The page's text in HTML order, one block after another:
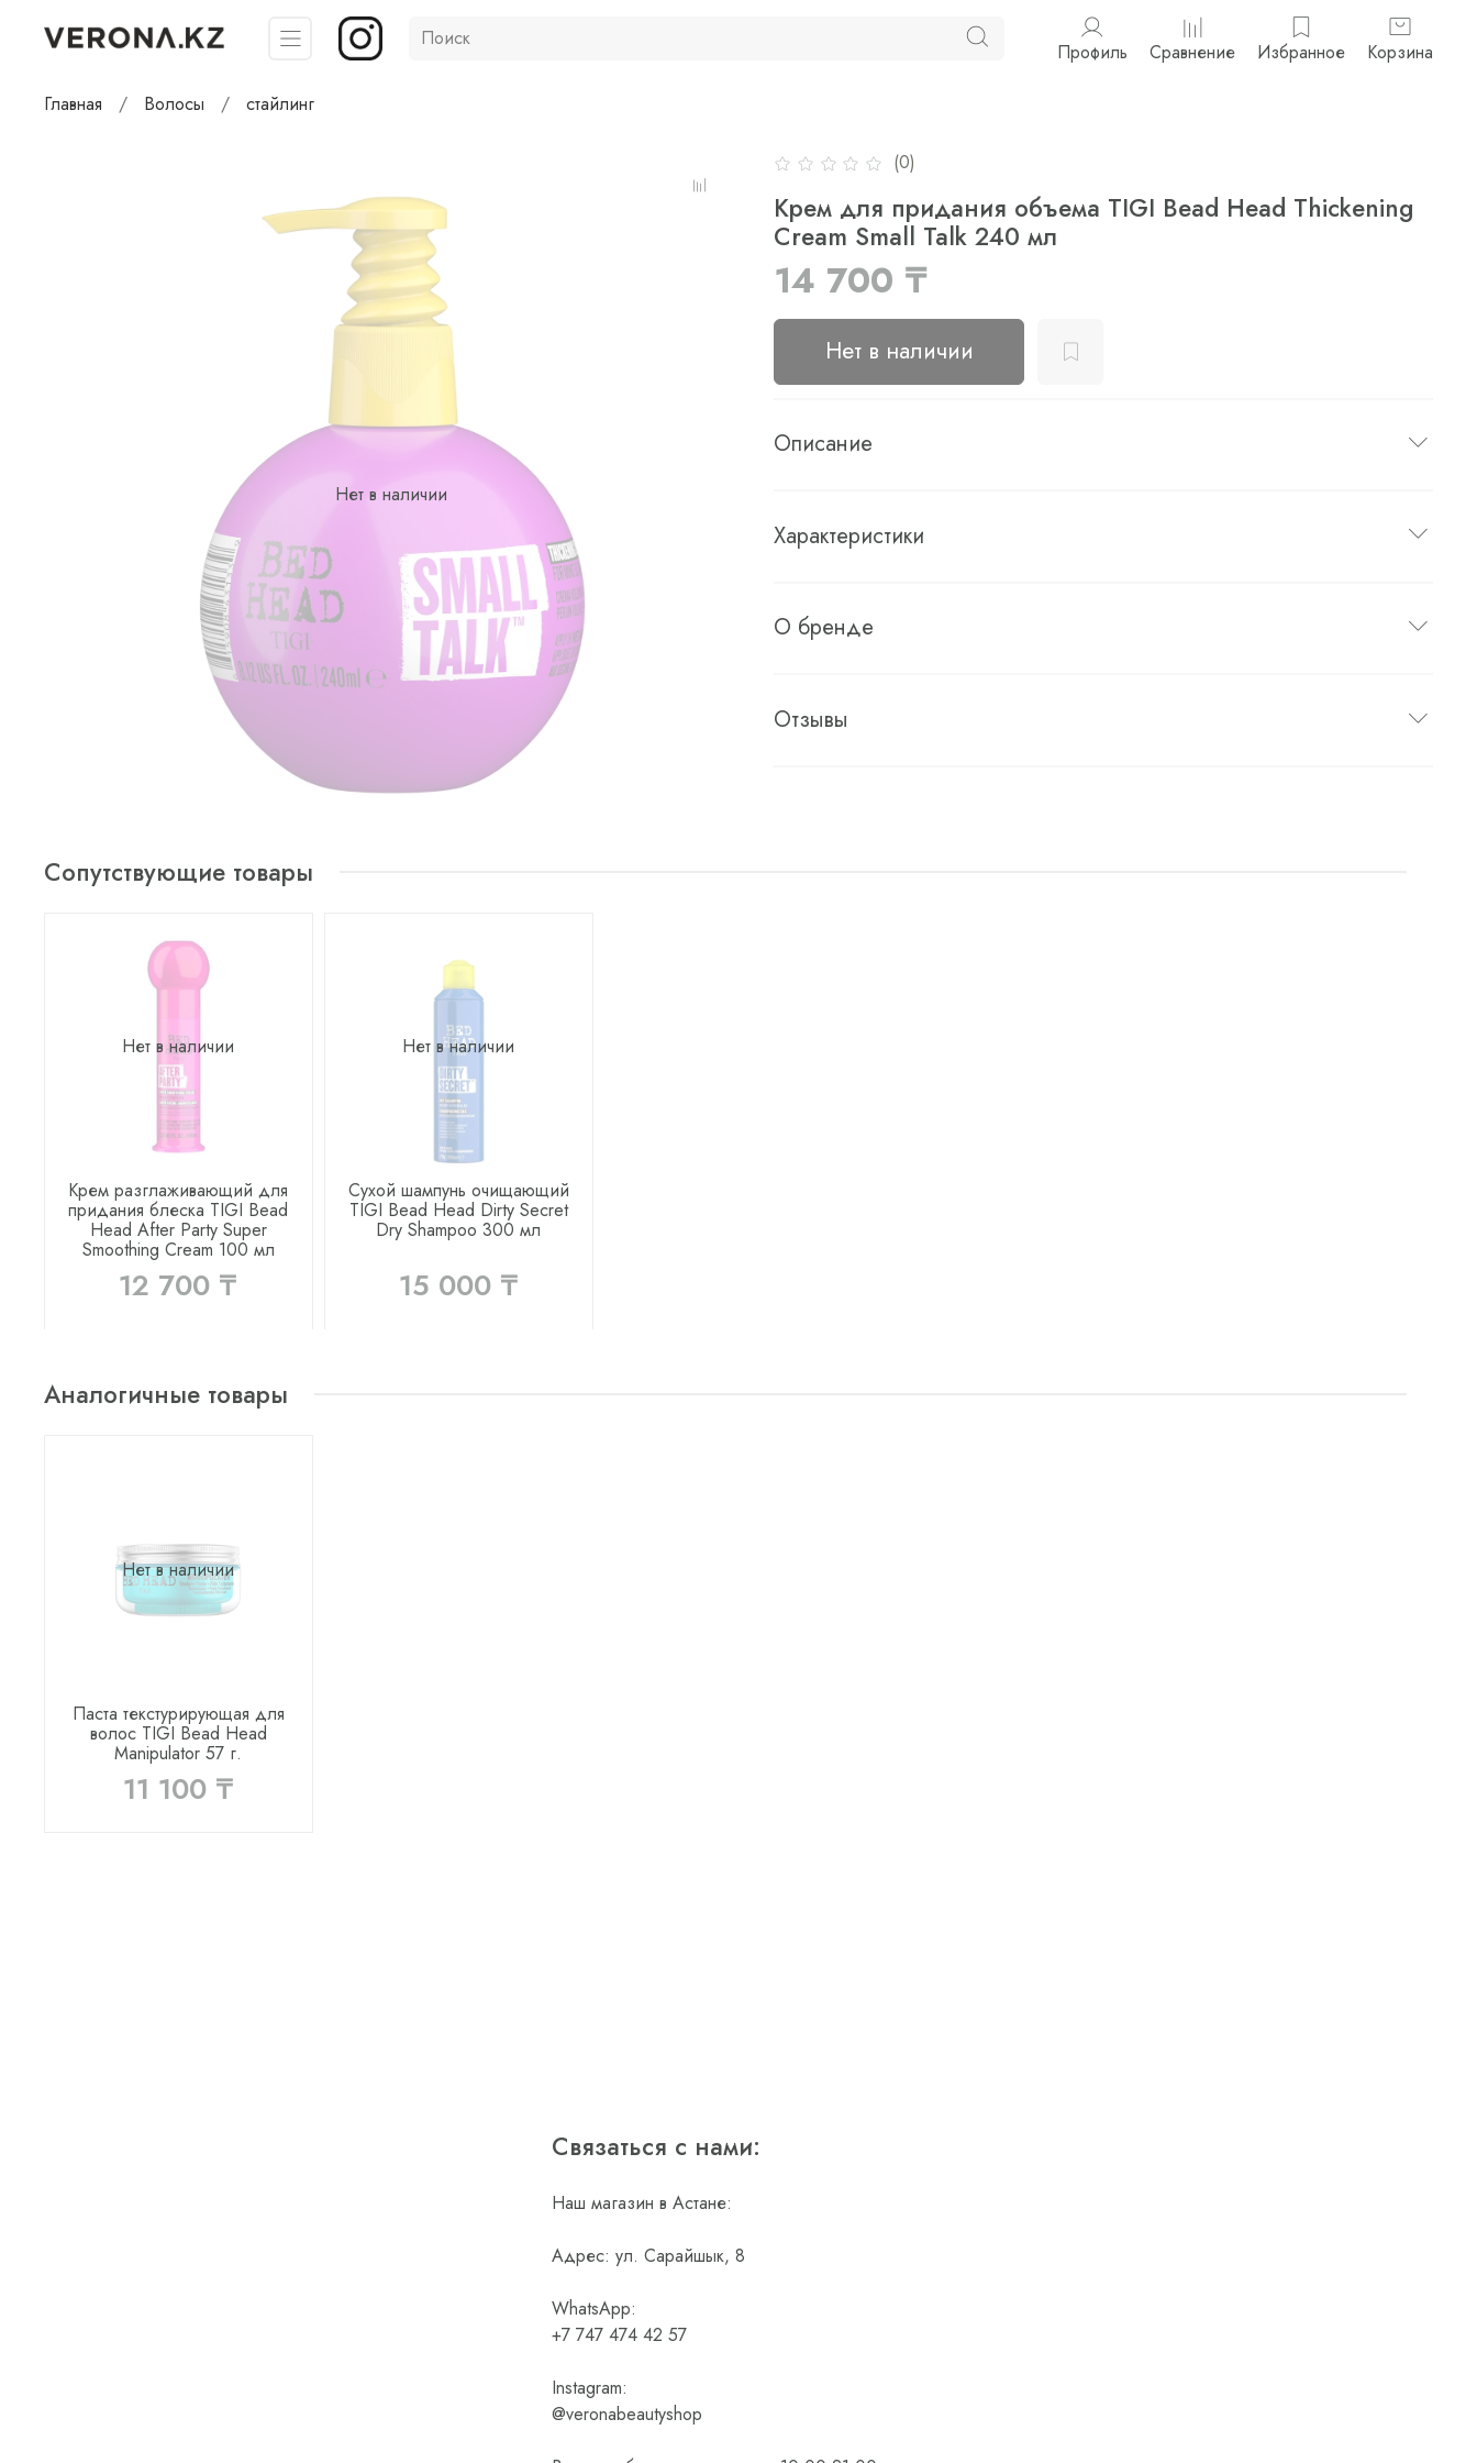
Профиль Сравнение Избранное Корзина
Главная Волосы стайлинг
Нет в наличии
(0)
Крем для придания объема TIGI Bead Head Thickening
Cream Small Talk 240 мл
14 700 ₸
Нет в наличии
Описание
Характеристики
О бренде
Отзывы
Сопутствующие товары
Нет в наличии
Крем разглаживающий для
придания блеска TIGI Bead
Head After Party Super
Smoothing Cream 100 мл
12 700 ₸
Нет в наличии
Сухой шампунь очищающий
TIGI Bead Head Dirty Secret
Dry Shampoo 300 мл
15 000 ₸
Аналогичные товары
Нет в наличии
Паста текстурирующая для
волос TIGI Bead Head
Manipulator 57 г.
11 100 ₸
Связаться с нами:
Наш магазин в Астане:
Адрес: ул. Сарайшык, 8
WhatsApp:
+7 747 474 42 57
Instagram:
@veronabeautyshop